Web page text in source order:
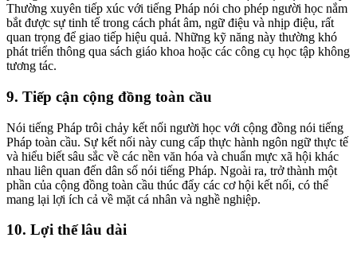
Thường xuyên tiếp xúc với tiếng Pháp nói cho phép người học nắm
bắt được sự tinh tế trong cách phát âm, ngữ điệu và nhịp điệu, rất
quan trọng để giao tiếp hiệu quả. Những kỹ năng này thường khó
phát triển thông qua sách giáo khoa hoặc các công cụ học tập không
tương tác.
9. Tiếp cận cộng đồng toàn cầu
Nói tiếng Pháp trôi chảy kết nối người học với cộng đồng nói tiếng
Pháp toàn cầu. Sự kết nối này cung cấp thực hành ngôn ngữ thực tế
và hiểu biết sâu sắc về các nền văn hóa và chuẩn mực xã hội khác
nhau liên quan đến dân số nói tiếng Pháp. Ngoài ra, trở thành một
phần của cộng đồng toàn cầu thúc đẩy các cơ hội kết nối, có thể
mang lại lợi ích cả về mặt cá nhân và nghề nghiệp.
10. Lợi thế lâu dài